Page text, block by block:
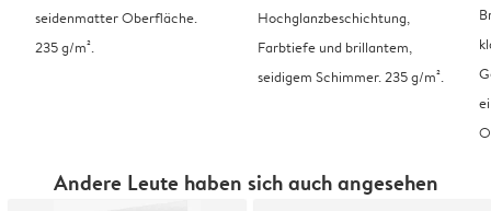
seidenmatter Oberfläche.
235 g/m².
Hochglanzbeschichtung,
Farbtiefe und brillantem,
seidigem Schimmer. 235 g/m².
Andere Leute haben sich auch angesehen